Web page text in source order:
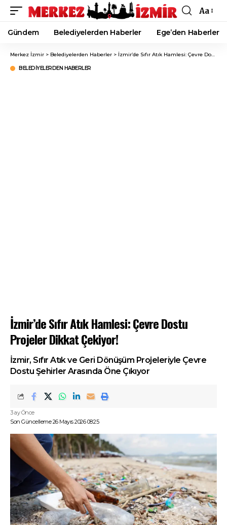
Font
Resizer
Aa
Gündem Belediyelerden Haberler Ege’den Haberler
Merkez İzmir > Belediyelerden Haberler > İzmir’de Sıfır Atık Hamlesi: Çevre Dostu Projeler Dikkat Çekiyor!
BELEDIYELERDEN HABERLER
İzmir’de Sıfır Atık Hamlesi: Çevre Dostu
Projeler Dikkat Çekiyor!
İzmir, Sıfır Atık ve Geri Dönüşüm Projeleriyle Çevre
Dostu Şehirler Arasında Öne Çıkıyor
Son Güncelleme 26 Mayıs 2026 08:25
3 ay Önce